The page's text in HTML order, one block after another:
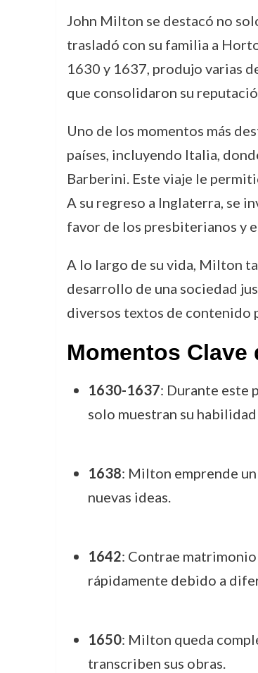
John Milton se destacó no
trasladó con su familia a
1630 y 1637, produjo varias
que consolidaron su
Uno de los momentos más
países, incluyendo Italia,
Barberini. Este viaje le
A su regreso a Inglaterra, se
favor de los presbiterianos y
A lo largo de su vida, Milton
desarrollo de una sociedad
diversos textos de
Momentos Clave
1630-1637: Durante este
solo muestran su
1638: Milton emprende
nuevas ideas.
1642: Contrae
rápidamente debido a
1650: Milton queda
transcriben sus obras.